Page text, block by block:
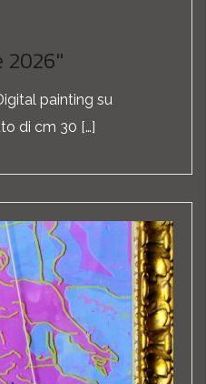
2026"
painting su
di cm 30 […]